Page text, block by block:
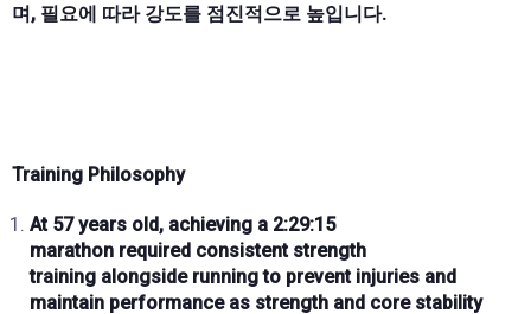
며, 필요에 따라 강도를 점진적으로 높입니다.
Training Philosophy
At 57 years old, achieving a 2:29:15
marathon required consistent strength
training alongside running to prevent injuries and
maintain performance as strength and core stability